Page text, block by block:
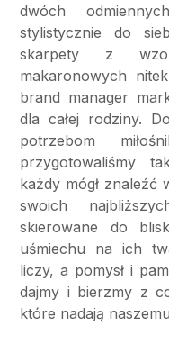
dwóch
stylistycznie do
skarpety z
makaronowych
brand manager
dla całej rodziny.
potrzebom
przygotowaliśmy
każdy mógł znaleźć
swoich
skierowane do
uśmiechu na ich
liczy, a pomysł i
dajmy i bierzmy z
które nadają